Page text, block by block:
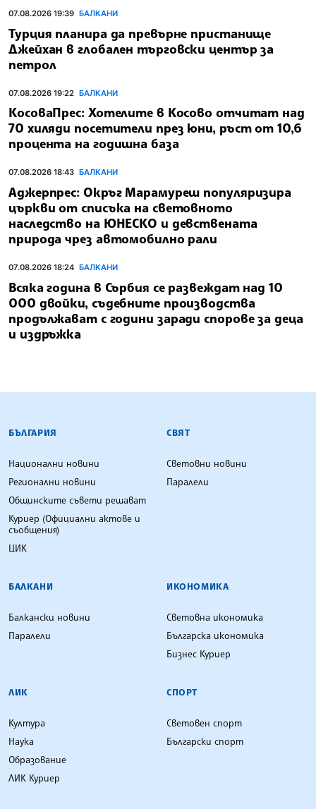
07.08.2026 19:39 БАЛКАНИ
Турция планира да превърне пристанище
Джейхан в глобален търговски център за
петрол
07.08.2026 19:22 БАЛКАНИ
КосоваПрес: Хотелите в Косово отчитат над
70 хиляди посетители през юни, ръст от 10,6
процента на годишна база
07.08.2026 18:43 БАЛКАНИ
Аджерпрес: Окръг Марамуреш популяризира
църкви от списъка на световното
наследство на ЮНЕСКО и девствената
природа чрез автомобилно рали
07.08.2026 18:24 БАЛКАНИ
Всяка година в Сърбия се развеждат над 10
000 двойки, съдебните производства
продължават с години заради спорове за деца
и издръжка
БЪЛГАРСКА ТЕЛЕГРАФНА АГЕНЦИЯ
БЪЛГАРИЯ
Национални новини
Регионални новини
Общинските съвети решават
Куриер (Официални актове и
съобщения)
ЦИК
СВЯТ
Световни новини
Паралели
БАЛКАНИ
Балкански новини
Паралели
ИКОНОМИКА
Световна икономика
Българска икономика
Бизнес Куриер
ЛИК
Култура
Наука
Образование
ЛИК Куриер
СПОРТ
Световен спорт
Български спорт